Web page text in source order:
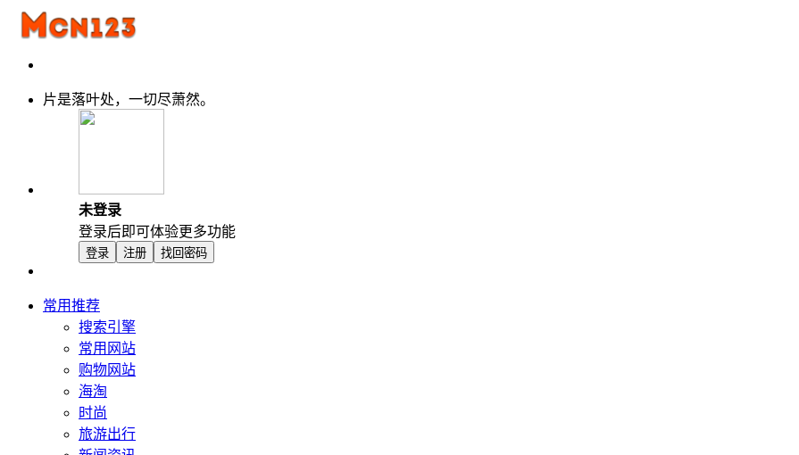
片是落叶处，一切尽萧然。
未登录
登录后即可体验更多功能
登录 注册 找回密码
常用推荐
搜索引擎
常用网站
购物网站
海淘
时尚
旅游出行